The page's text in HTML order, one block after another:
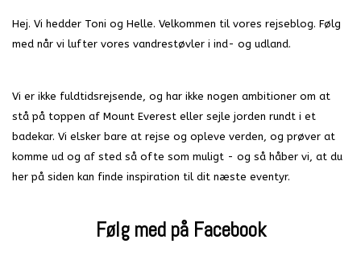
Hej. Vi hedder Toni og Helle. Velkommen til vores rejseblog. Følg
med når vi lufter vores vandrestøvler i ind- og udland.
Vi er ikke fuldtidsrejsende, og har ikke nogen ambitioner om at
stå på toppen af Mount Everest eller sejle jorden rundt i et
badekar. Vi elsker bare at rejse og opleve verden, og prøver at
komme ud og af sted så ofte som muligt - og så håber vi, at du
her på siden kan finde inspiration til dit næste eventyr.
Følg med på Facebook